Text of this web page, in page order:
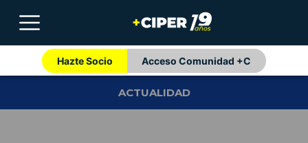
Hazte Socio Acceso Comunidad +C
ACTUALIDAD